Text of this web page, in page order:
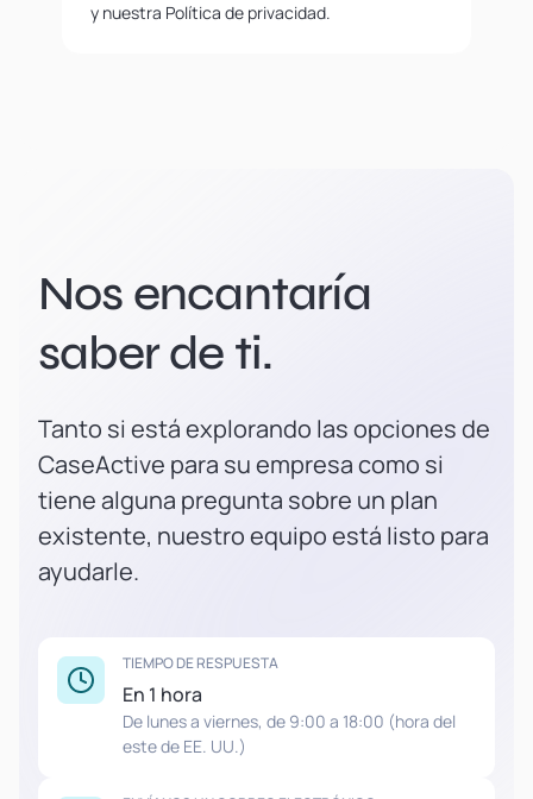
y nuestra Política de privacidad.
Nos encantaría
saber de ti.
Tanto si está explorando las opciones de
CaseActive para su empresa como si
tiene alguna pregunta sobre un plan
existente, nuestro equipo está listo para
ayudarle.
TIEMPO DE RESPUESTA
En 1 hora
De lunes a viernes, de 9:00 a 18:00 (hora del
este de EE. UU.)